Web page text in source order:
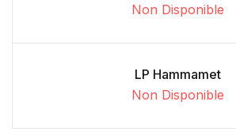
Non Disponible
LP Hammamet
Non Disponible